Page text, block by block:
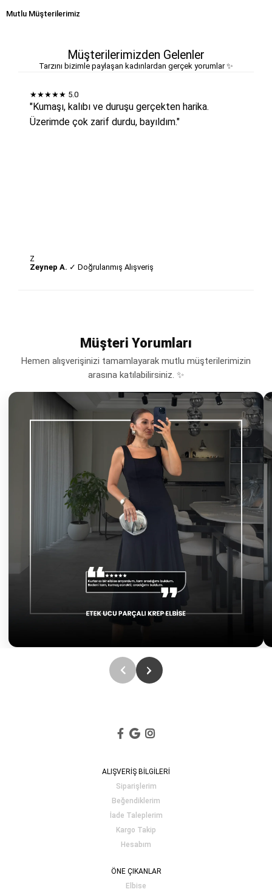
Mutlu Müşterilerimiz
Müşterilerimizden Gelenler
Tarzını bizimle paylaşan kadınlardan gerçek yorumlar ✨
★★★★★ 5.0
"Kumaşı, kalıbı ve duruşu gerçekten harika.
Üzerimde çok zarif durdu, bayıldım."
Z
Zeynep A. ✓ Doğrulanmış Alışveriş
Müşteri Yorumları
Hemen alışverişinizi tamamlayarak mutlu müşterilerimizin
arasına katılabilirsiniz. ✨
ALIŞVERİŞ BİLGİLERİ
Siparişlerim
Beğendiklerim
İade Taleplerim
Kargo Takip
Hesabım
ÖNE ÇIKANLAR
Elbise